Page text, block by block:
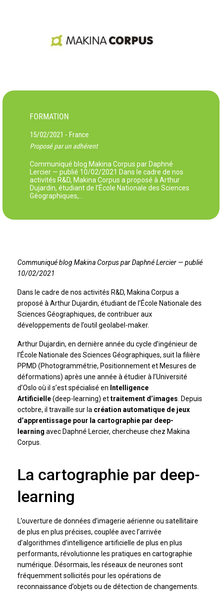
FORMATION
15/02/2021 - France
Proposé par un adhérent
Communiqué blog Makina Corpus par Daphné
Lercier — publié 10/02/2021 Dans le cadre de nos
activités R&D, Makina Corpus a proposé à Arthur
Dujardin, étudiant de l’École Nationale des Sciences
Géographiques,…
Communiqué blog Makina Corpus par Daphné Lercier — publié
10/02/2021
Dans le cadre de nos activités R&D, Makina Corpus a
proposé à Arthur Dujardin, étudiant de l’École Nationale des
Sciences Géographiques, de contribuer aux
développements de l’outil geolabel-maker.
Arthur Dujardin, en dernière année du cycle d’ingénieur de
l’École Nationale des Sciences Géographiques, suit la filière
PPMD (Photogrammétrie, Positionnement et Mesures de
déformations) après une année à étudier à l’Université
d’Oslo où il s’est spécialisé en Intelligence
Artificielle(deep-learning) ettraitement d’images . Depuis
octobre, il travaille sur la création automatique de jeux
d’apprentissage pour la cartographie par deep-
learning avec Daphné Lercier, chercheuse chez Makina
Corpus.
La cartographie par deep-
learning
L’ouverture de données d’imagerie aérienne ou satellitaire
de plus en plus précises, couplée avec l’arrivée
d’algorithmes d’intelligence artificielle de plus en plus
performants, révolutionne les pratiques en cartographie
numérique. Désormais, les réseaux de neurones sont
fréquemment sollicités pour les opérations de
reconnaissance d’objets ou de détection de changements.